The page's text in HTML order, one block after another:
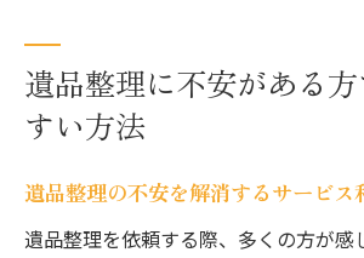
遺品整理に不安がある
すい方法
遺品整理の不安を解消するサービス
遺品整理を依頼する際、多くの方が感